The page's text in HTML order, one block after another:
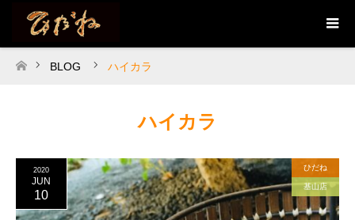
ホーム
BLOG ハイカラ
ハイカラ
2020
JUN
10
ひだね
基山店